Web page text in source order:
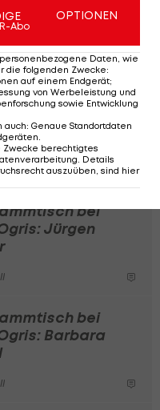
bei
Franz
bei
Jürgen
bei
Barbara
Abo
OPTIONEN
Daten, wie
die folgenden Zwecke:
auf einem Endgerät;
von Werbeleistung und
sowie Entwicklung
auch: Genaue Standortdaten
Zwecke berechtigtes
Details
auszuüben, sind hier